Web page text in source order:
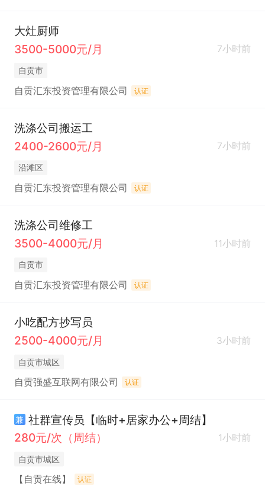
大灶厨师
3500-5000元/月
7小时前
自贡市
自贡汇东投资管理有限公司 认证
洗涤公司搬运工
2400-2600元/月
7小时前
沿滩区
自贡汇东投资管理有限公司 认证
洗涤公司维修工
3500-4000元/月
11小时前
自贡市
自贡汇东投资管理有限公司 认证
小吃配方抄写员
2500-4000元/月
3小时前
自贡市城区
自贡强盛互联网有限公司 认证
兼 社群宣传员【临时+居家办公+周结】
280元/次（周结）
1小时前
自贡市城区
【自贡在线】 认证